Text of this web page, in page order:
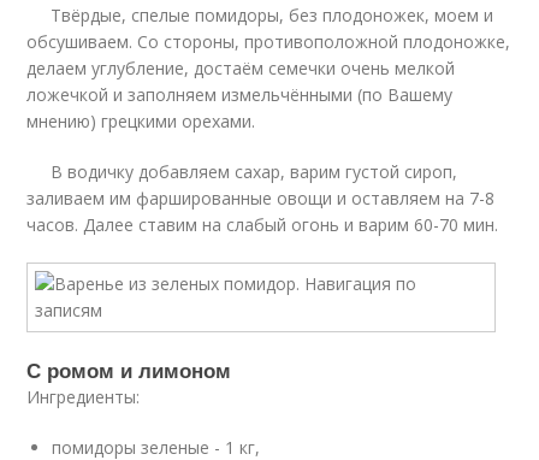
Твёрдые, спелые помидоры, без плодоножек, моем и
обсушиваем. Со стороны, противоположной плодоножке,
делаем углубление, достаём семечки очень мелкой
ложечкой и заполняем измельчёнными (по Вашему
мнению) грецкими орехами.
В водичку добавляем сахар, варим густой сироп,
заливаем им фаршированные овощи и оставляем на 7-8
часов. Далее ставим на слабый огонь и варим 60-70 мин.
С ромом и лимоном
Ингредиенты:
помидоры зеленые - 1 кг,